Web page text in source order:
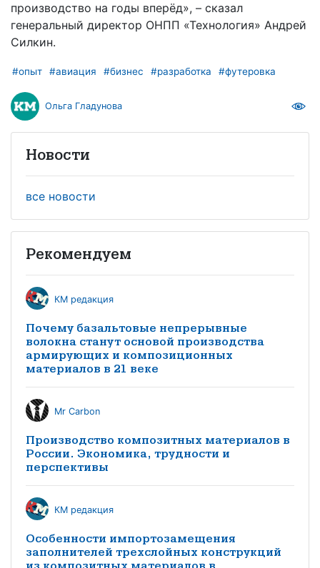
производство на годы вперёд», – сказал
генеральный директор ОНПП «Технология» Андрей
Силкин.
#опыт #авиация #бизнес #разработка #футеровка
Ольга Гладунова
Новости
все новости
Рекомендуем
КМ редакция
Почему базальтовые непрерывные
волокна станут основой производства
армирующих и композиционных
материалов в 21 веке
Mr Carbon
Производство композитных материалов в
России. Экономика, трудности и
перспективы
КМ редакция
Особенности импортозамещения
заполнителей трехслойных конструкций
из композитных материалов в